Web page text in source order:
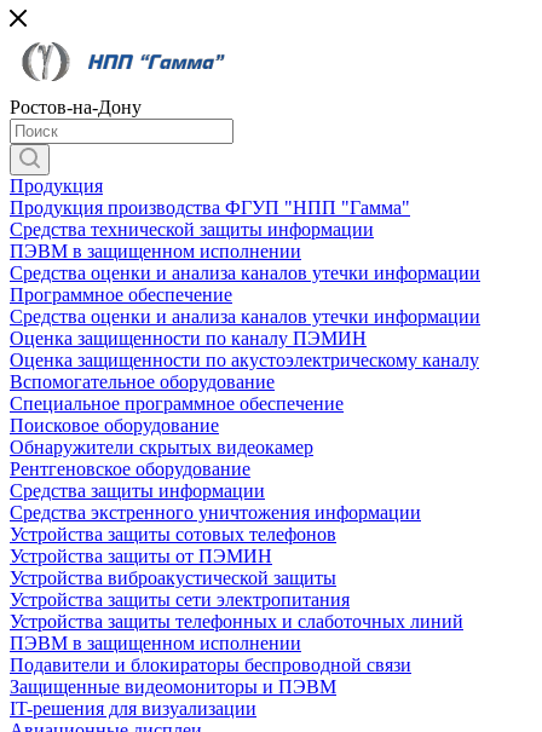
Ростов-на-Дону
Продукция
Продукция производства ФГУП "НПП "Гамма"
Средства технической защиты информации
ПЭВМ в защищенном исполнении
Средства оценки и анализа каналов утечки информации
Программное обеспечение
Средства оценки и анализа каналов утечки информации
Оценка защищенности по каналу ПЭМИН
Оценка защищенности по акустоэлектрическому каналу
Вспомогательное оборудование
Специальное программное обеспечение
Поисковое оборудование
Обнаружители скрытых видеокамер
Рентгеновское оборудование
Средства защиты информации
Средства экстренного уничтожения информации
Устройства защиты сотовых телефонов
Устройства защиты от ПЭМИН
Устройства виброакустической защиты
Устройства защиты сети электропитания
Устройства защиты телефонных и слаботочных линий
ПЭВМ в защищенном исполнении
Подавители и блокираторы беспроводной связи
Защищенные видеомониторы и ПЭВМ
IT-решения для визуализации